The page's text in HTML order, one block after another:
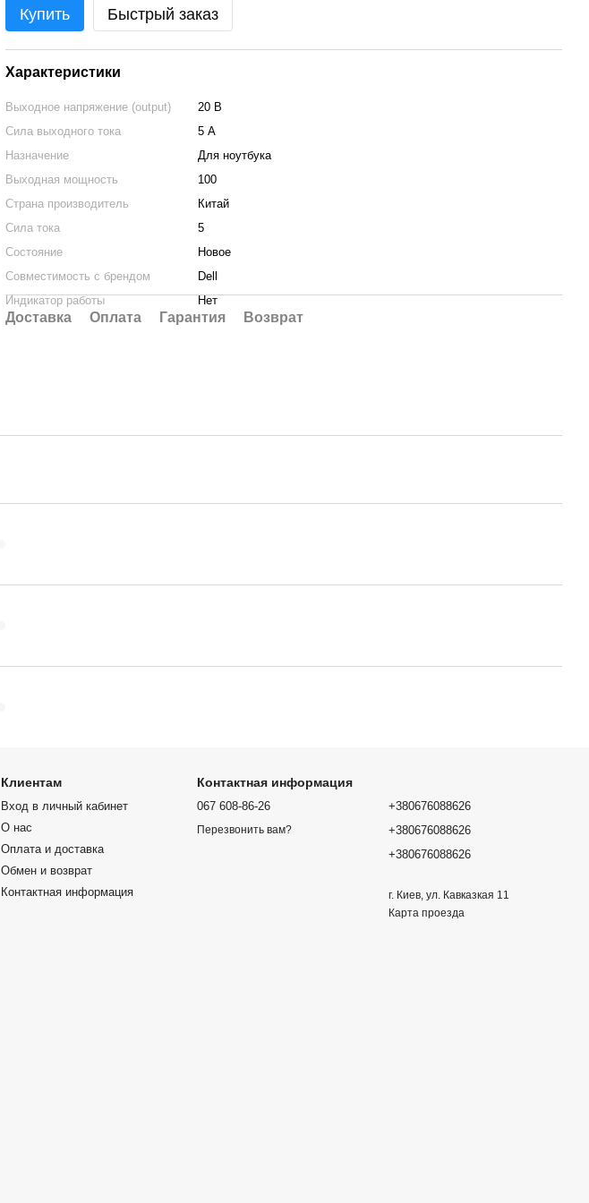
Купить Быстрый заказ
Характеристики
Выходное напряжение (output)
20 В
Сила выходного тока
5 А
Назначение
Для ноутбука
Выходная мощность
100
Страна производитель
Китай
Сила тока
5
Состояние
Новое
Совместимость с брендом
Dell
Индикатор работы
Нет
Доставка Оплата Гарантия Возврат
Клиентам
Вход в личный кабинет
О нас
Оплата и доставка
Обмен и возврат
Контактная информация
Контактная информация
067 608-86-26
Перезвонить вам?
+380676088626
+380676088626
+380676088626
г. Киев, ул. Кавказкая 11
Карта проезда